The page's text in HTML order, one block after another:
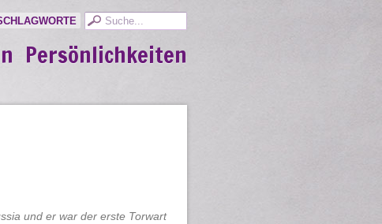
Persönlichkeiten
und er war der erste Torwart